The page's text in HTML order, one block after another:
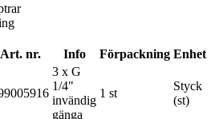
Art. nr.
Info Förpackning Enhet
3 x G
1/4"
invändig
gänga
1 st
Styck
(st)